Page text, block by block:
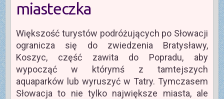
miasteczka
Większość turystów podróżujących po Słowacji
ogranicza się do zwiedzenia Bratysławy,
Koszyc, część zawita do Popradu, aby
wypocząć w którymś z tamtejszych
aquaparków lub wyruszyć w Tatry. Tymczasem
Słowacja to nie tylko największe miasta, ale